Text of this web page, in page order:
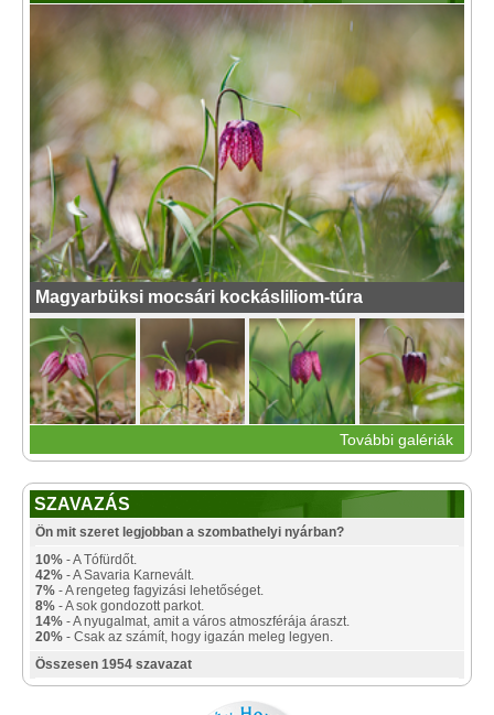
Magyarbüksi mocsári kockásliliom-túra
További galériák
SZAVAZÁS
Ön mit szeret legjobban a szombathelyi nyárban?
10% - A Tófürdőt.
42% - A Savaria Karnevált.
7% - A rengeteg fagyizási lehetőséget.
8% - A sok gondozott parkot.
14% - A nyugalmat, amit a város atmoszférája áraszt.
20% - Csak az számít, hogy igazán meleg legyen.
Összesen 1954 szavazat